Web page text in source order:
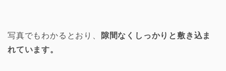
写真でもわかるとおり、
隙間なくしっかりと敷き込ま
れています。